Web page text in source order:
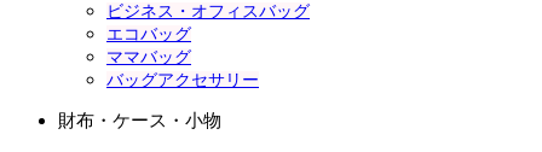
ビジネス・オフィスバッグ
エコバッグ
ママバッグ
バッグアクセサリー
財布・ケース・小物